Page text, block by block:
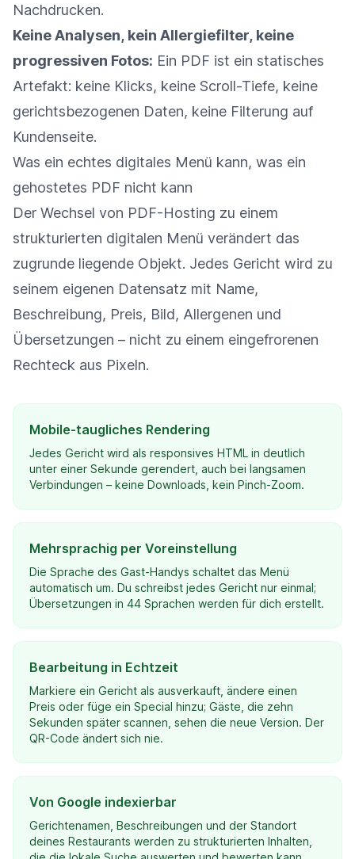
Nachdrucken.
Keine Analysen, kein Allergiefilter, keine
progressiven Fotos: Ein PDF ist ein statisches
Artefakt: keine Klicks, keine Scroll-Tiefe, keine
gerichtsbezogenen Daten, keine Filterung auf
Kundenseite.
Was ein echtes digitales Menü kann, was ein
gehostetes PDF nicht kann
Der Wechsel von PDF-Hosting zu einem
strukturierten digitalen Menü verändert das
zugrunde liegende Objekt. Jedes Gericht wird zu
seinem eigenen Datensatz mit Name,
Beschreibung, Preis, Bild, Allergenen und
Übersetzungen – nicht zu einem eingefrorenen
Rechteck aus Pixeln.
Mobile-taugliches Rendering
Jedes Gericht wird als responsives HTML in deutlich
unter einer Sekunde gerendert, auch bei langsamen
Verbindungen – keine Downloads, kein Pinch-Zoom.
Mehrsprachig per Voreinstellung
Die Sprache des Gast-Handys schaltet das Menü
automatisch um. Du schreibst jedes Gericht nur einmal;
Übersetzungen in 44 Sprachen werden für dich erstellt.
Bearbeitung in Echtzeit
Markiere ein Gericht als ausverkauft, ändere einen
Preis oder füge ein Special hinzu; Gäste, die zehn
Sekunden später scannen, sehen die neue Version. Der
QR-Code ändert sich nie.
Von Google indexierbar
Gerichtenamen, Beschreibungen und der Standort
deines Restaurants werden zu strukturierten Inhalten,